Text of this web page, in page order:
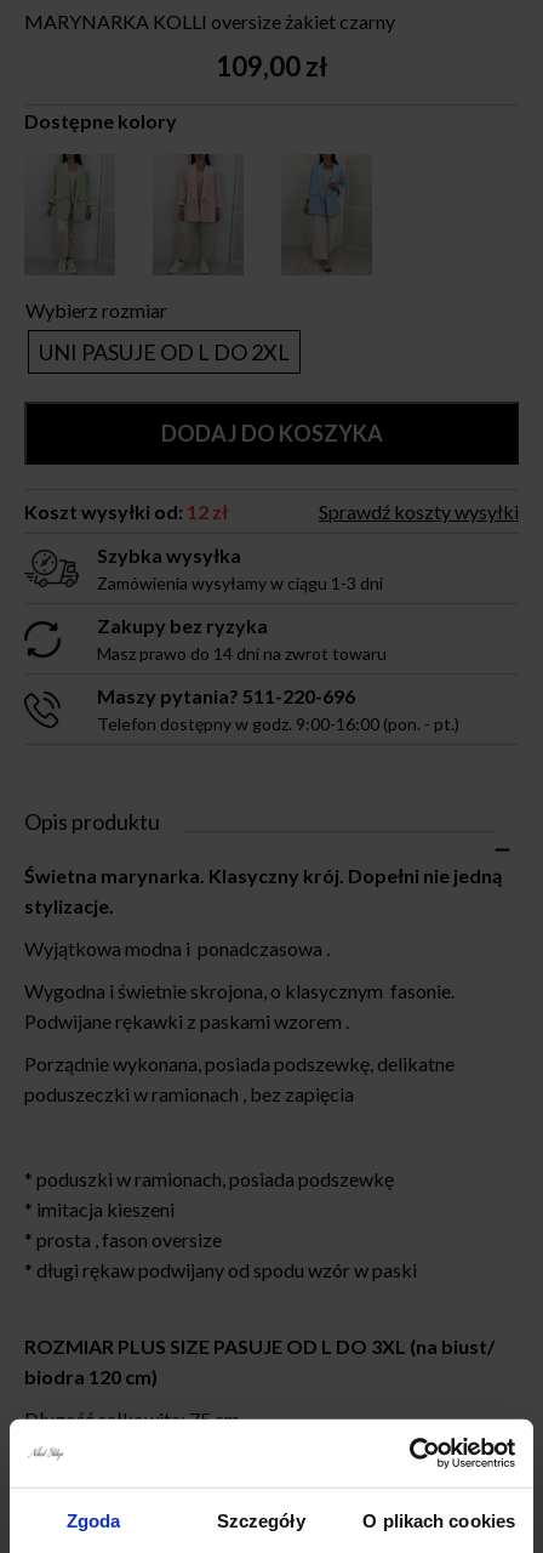
Zgoda Szczegóły O plikach cookies
MARYNARKA KOLLI oversize żakiet czarny
109,00zł
Dostępne kolory
Wybierz rozmiar
UNI PASUJE OD L DO 2XL
DODAJ DO KOSZYKA
Koszt wysyłki od: 12 zł
Sprawdź koszty wysyłki
Szybka wysyłka
Zamówienia wysyłamy w ciągu 1-3 dni
Zakupy bez ryzyka
Masz prawo do 14 dni na zwrot towaru
Maszy pytania? 511-220-696
Telefon dostępny w godz. 9:00-16:00 (pon. - pt.)
Opis produktu
Świetna marynarka. Klasyczny krój. Dopełni nie jedną
stylizacje.
Wyjątkowa modna i ponadczasowa .
Wygodna i świetnie skrojona, o klasycznym fasonie.
Podwijane rękawki z paskami wzorem .
Porządnie wykonana, posiada podszewkę, delikatne
poduszeczki w ramionach , bez zapięcia
* poduszki w ramionach, posiada podszewkę
* imitacja kieszeni
* prosta , fason oversize
* długi rękaw podwijany od spodu wzór w paski
ROZMIAR PLUS SIZE PASUJE OD L DO 3XL (na biust/
biodra 120 cm)
Długość całkowita: 75 cm
Szerokość w ramionach : 48 cm